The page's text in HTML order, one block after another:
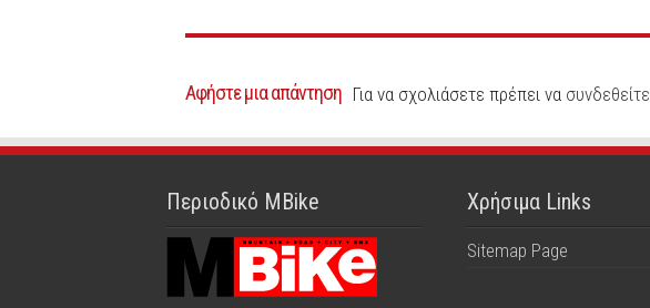
Αφήστε μια απάντηση Για να σχολιάσετε πρέπει να συνδεθείτε
Περιοδικό MBike Χρήσιμα Links
Sitemap Page